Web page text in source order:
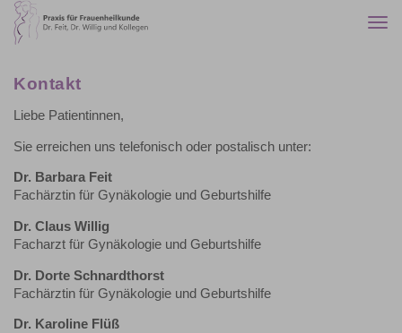
Kontakt
Liebe Patientinnen,
Sie erreichen uns telefonisch oder postalisch unter:
Dr. Barbara Feit
Fachärztin für Gynäkologie und Geburtshilfe
Dr. Claus Willig
Facharzt für Gynäkologie und Geburtshilfe
Dr. Dorte Schnardthorst
Fachärztin für Gynäkologie und Geburtshilfe
Dr. Karoline Flüß